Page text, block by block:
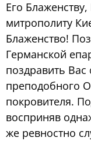
Его
митрополиту
Блаженство!
Германской
поздравить Вас
преподобного
покровителя.
восприняв
же ревностно